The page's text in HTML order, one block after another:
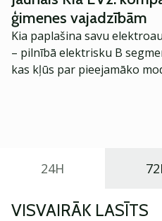
ģimenes vajadzībām
Kia paplašina savu
– pilnībā elektrisku B
kas kļūs par pieejamāko
24H
VISVAIRĀK LASĪTS